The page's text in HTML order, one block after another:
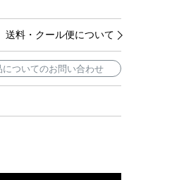
送料・クール便について
についてのお問い合わせ